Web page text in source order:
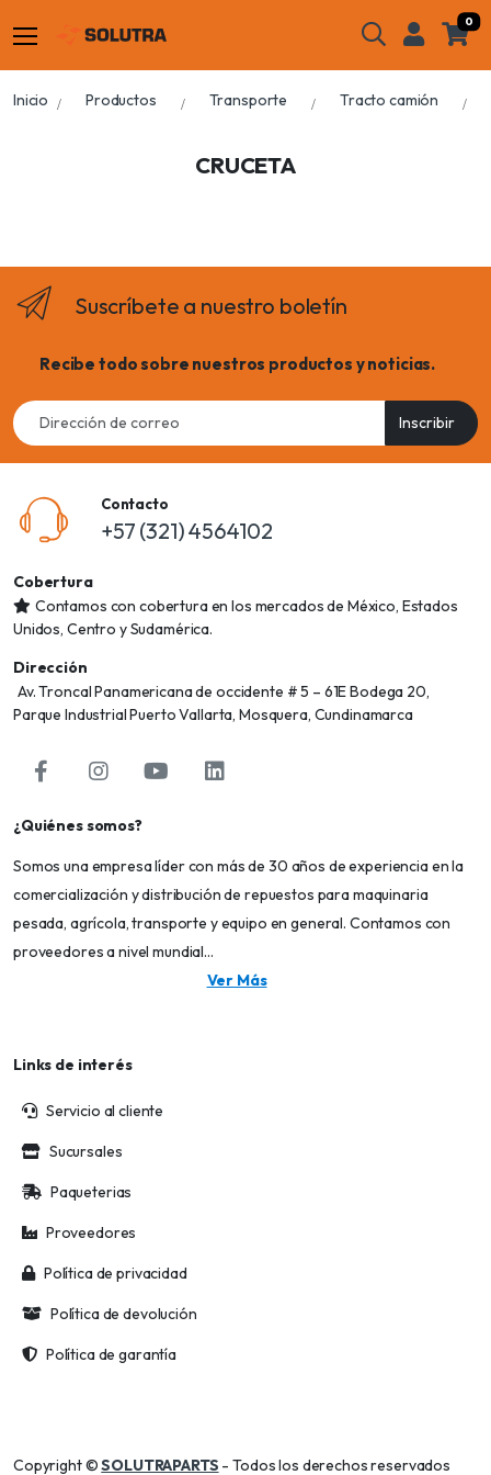
0
Inicio Productos Transporte Tracto camión
CRUCETA
Suscríbete a nuestro boletín
Recibe todo sobre nuestros productos y noticias.
Email
address
Inscribir
Contacto
+57 (321) 4564102
Cobertura
Contamos con cobertura en los mercados de México, Estados
Unidos, Centro y Sudamérica.
Dirección
Av. Troncal Panamericana de occidente # 5 – 61E Bodega 20,
Parque Industrial Puerto Vallarta, Mosquera, Cundinamarca
¿Quiénes somos?
Somos una empresa líder con más de 30 años de experiencia en la
comercialización y distribución de repuestos para maquinaria
pesada, agrícola, transporte y equipo en general. Contamos con
proveedores a nivel mundial...
Ver Más
Links de interés
Servicio al cliente
Sucursales
Paqueterias
Proveedores
Política de privacidad
Política de devolución
Política de garantía
Copyright ©SOLUTRAPARTS - Todos los derechos reservados